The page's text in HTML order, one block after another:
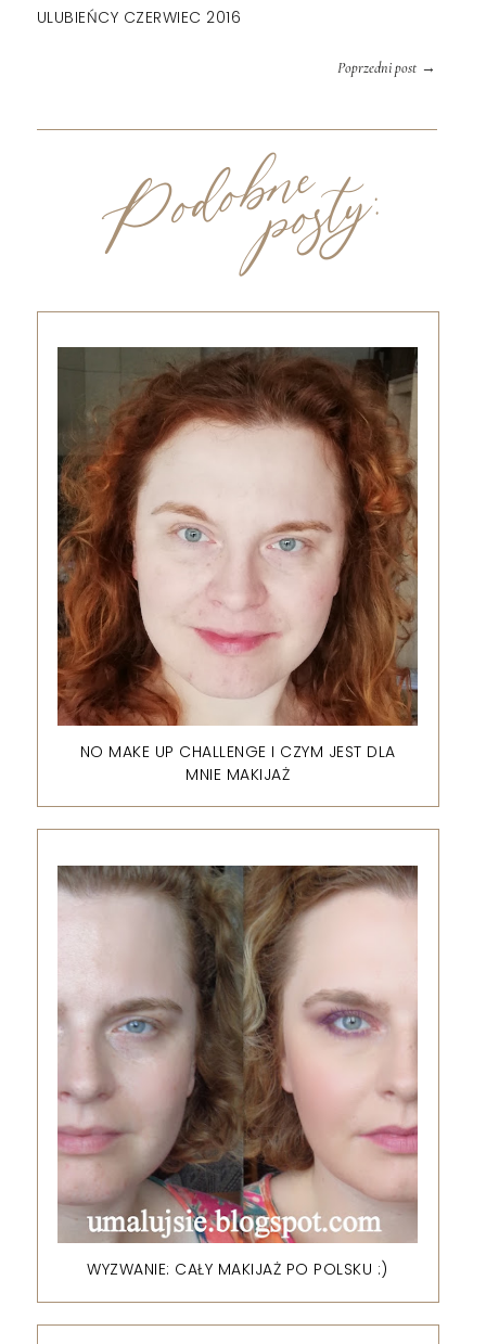
ULUBIEŃCY CZERWIEC 2016
Poprzedni post→
NO MAKE UP CHALLENGE I CZYM JEST DLA
MNIE MAKIJAŻ
WYZWANIE: CAŁY MAKIJAŻ PO POLSKU :)